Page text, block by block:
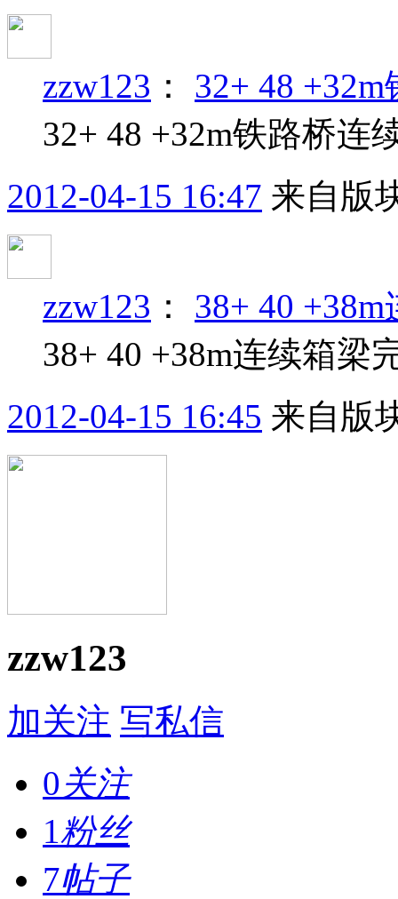
zzw123 ： 32+ 48
32+ 48 +32m铁路桥连
2012-04-15 16:47 来自版
zzw123 ： 38+ 40
38+ 40 +38m连续箱梁
2012-04-15 16:45 来自版
zzw123
加关注 写私信
0关注
1粉丝
7帖子